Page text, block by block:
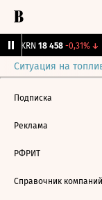
AKRN 18 458 -0,31%↓
Ситуация на
Подписка
Реклама
РФРИТ
Справочник компаний